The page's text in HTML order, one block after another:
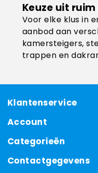
Keuze uit
Voor elke klus in
aanbod aan
kamersteigers,
trappen en
Klantenservice
Account
Categorieën
Contactgegevens